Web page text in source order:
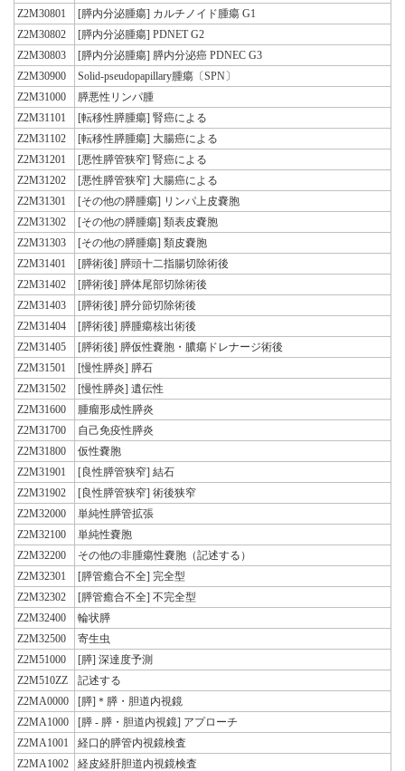
Z2M30801
[膵内分泌腫瘍] カルチノイド腫瘍 G1
Z2M30802
[膵内分泌腫瘍] PDNET G2
Z2M30803
[膵内分泌腫瘍] 膵内分泌癌 PDNEC G3
Z2M30900
Solid-pseudopapillary腫瘍〔SPN〕
Z2M31000
膵悪性リンパ腫
Z2M31101
[転移性膵腫瘍] 腎癌による
Z2M31102
[転移性膵腫瘍] 大腸癌による
Z2M31201
[悪性膵管狭窄] 腎癌による
Z2M31202
[悪性膵管狭窄] 大腸癌による
Z2M31301
[その他の膵腫瘍] リンパ上皮嚢胞
Z2M31302
[その他の膵腫瘍] 類表皮嚢胞
Z2M31303
[その他の膵腫瘍] 類皮嚢胞
Z2M31401
[膵術後] 膵頭十二指腸切除術後
Z2M31402
[膵術後] 膵体尾部切除術後
Z2M31403
[膵術後] 膵分節切除術後
Z2M31404
[膵術後] 膵腫瘍核出術後
Z2M31405
[膵術後] 膵仮性嚢胞・膿瘍ドレナージ術後
Z2M31501
[慢性膵炎] 膵石
Z2M31502
[慢性膵炎] 遺伝性
Z2M31600
腫瘤形成性膵炎
Z2M31700
自己免疫性膵炎
Z2M31800
仮性嚢胞
Z2M31901
[良性膵管狭窄] 結石
Z2M31902
[良性膵管狭窄] 術後狭窄
Z2M32000
単純性膵管拡張
Z2M32100
単純性嚢胞
Z2M32200
その他の非腫瘍性嚢胞（記述する）
Z2M32301
[膵管癒合不全] 完全型
Z2M32302
[膵管癒合不全] 不完全型
Z2M32400
輪状膵
Z2M32500
寄生虫
Z2M51000
[膵] 深達度予測
Z2M510ZZ
記述する
Z2MA0000
[膵]＊膵・胆道内視鏡
Z2MA1000
[膵 - 膵・胆道内視鏡] アプローチ
Z2MA1001
経口的膵管内視鏡検査
Z2MA1002
経皮経肝胆道内視鏡検査